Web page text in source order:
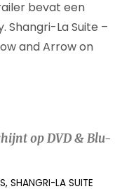
bevat een
Shangri-La Suite –
and Arrow on
op DVD & Blu-
,SHANGRI-LA SUITE